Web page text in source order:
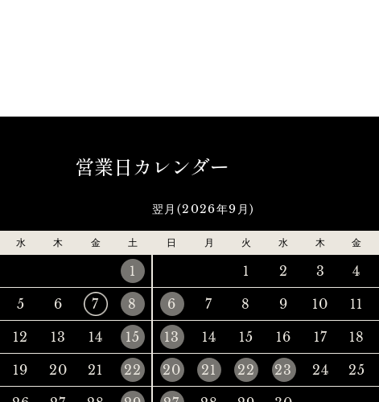
営業日カレンダー
水 木 金 土
1
5 6 7 8
12 13 14 15
19 20 21 22
翌月(2026年9月)
日 月 火 水 木 金
1 2 3 4
6 7 8 9 10 11
13 14 15 16 17 18
20 21 22 23 24 25